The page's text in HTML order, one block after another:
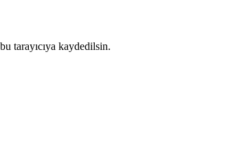
tarayıcıya kaydedilsin.